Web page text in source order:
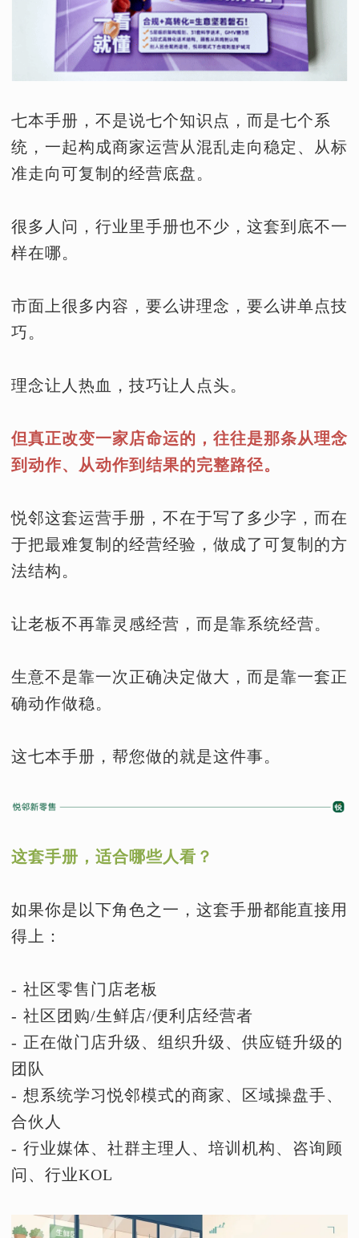
七本手册，不是说七个知识点，而是七个系
统，一起构成商家运营从混乱走向稳定、从标
准走向可复制的经营底盘。
很多人问，行业里手册也不少，这套到底不一
样在哪。
市面上很多内容，要么讲理念，要么讲单点技
巧。
理念让人热血，技巧让人点头。
但真正改变一家店命运的，往往是那条从理念
到动作、从动作到结果的完整路径。
悦邻这套运营手册，不在于写了多少字，而在
于把最难复制的经营经验，做成了可复制的方
法结构。
让老板不再靠灵感经营，而是靠系统经营。
生意不是靠一次正确决定做大，而是靠一套正
确动作做稳。
这七本手册，帮您做的就是这件事。
这套手册，适合哪些人看？
如果你是以下角色之一，这套手册都能直接用
得上：
- 社区零售门店老板
- 社区团购/生鲜店/便利店经营者
- 正在做门店升级、组织升级、供应链升级的
团队
- 想系统学习悦邻模式的商家、区域操盘手、
合伙人
- 行业媒体、社群主理人、培训机构、咨询顾
问、行业KOL